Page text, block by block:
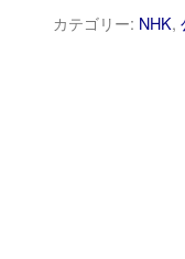
カテゴリー: NHK,